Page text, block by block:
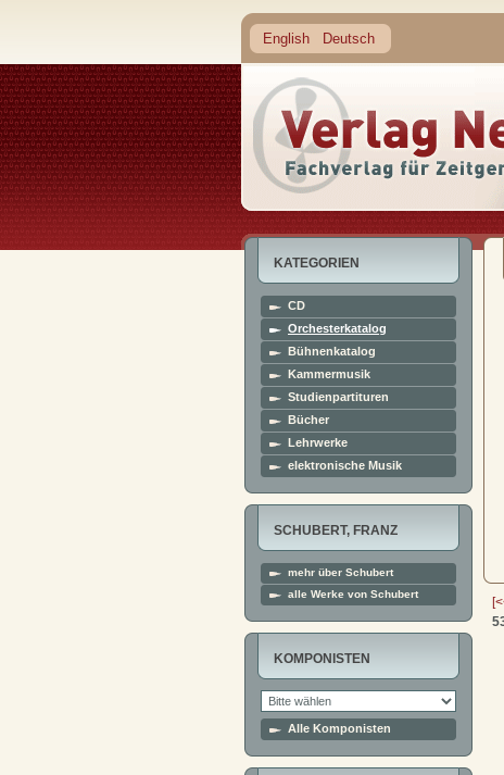
English Deutsch
KATEGORIEN
CD
Orchesterkatalog
Bühnenkatalog
Kammermusik
Studienpartituren
Bücher
Lehrwerke
elektronische Musik
SCHUBERT, FRANZ
mehr über Schubert
alle Werke von Schubert
KOMPONISTEN
Alle Komponisten